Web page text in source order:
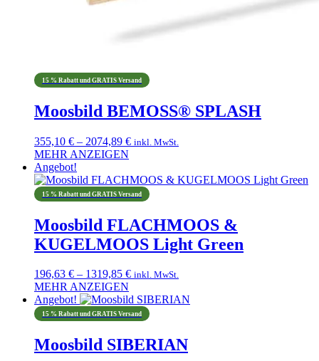
15 % Rabatt und GRATIS Versand
Moosbild BEMOSS® SPLASH
355,10 € – 2074,89 €Preisspanne:
2074,89 €
inkl. MwSt.
MEHR ANZEIGEN
Dieses
Produkt
weist
mehrere
Varianten
auf.
Die
Optionen
können
auf
der
Produktseite
gewählt
Angebot!
15 % Rabatt und GRATIS Versand
Moosbild FLACHMOOS &
KUGELMOOS Light Green
196,63 € – 1319,85 €Preisspanne:
bis
1319,85 €
inkl. MwSt.
MEHR ANZEIGEN
Dieses
Produkt
weist
mehrere
Varianten
Angebot!
15 % Rabatt und GRATIS Versand
Moosbild SIBERIAN